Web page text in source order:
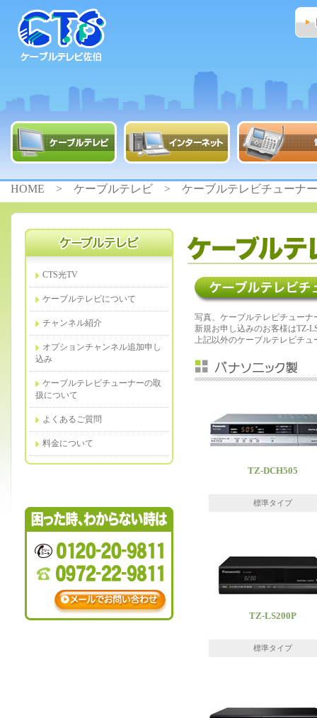
HOME > ケーブルテレビ > ケーブルテレビチューナー
写真、ケーブルテレビチュー
新規お申し込みのお客様はTZ-
上記以外のケーブルテレビチ
TZ-DCH505
標準タイプ
TZ-LS200P
標準タイプ
CTS光TV
ケーブルテレビについて
チャンネル紹介
オプションチャンネル追加申し
込み
ケーブルテレビチューナーの取
扱について
よくあるご質問
料金について